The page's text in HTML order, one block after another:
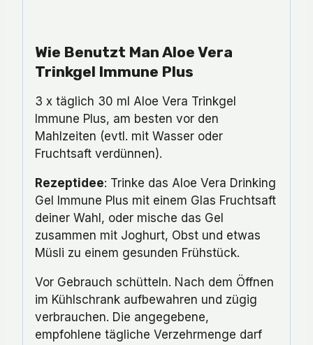
Wie Benutzt Man Aloe Vera
Trinkgel Immune Plus
3 x täglich 30 ml Aloe Vera Trinkgel
Immune Plus, am besten vor den
Mahlzeiten (evtl. mit Wasser oder
Fruchtsaft verdünnen).
Rezeptidee: Trinke das Aloe Vera Drinking
Gel Immune Plus mit einem Glas Fruchtsaft
deiner Wahl, oder mische das Gel
zusammen mit Joghurt, Obst und etwas
Müsli zu einem gesunden Frühstück.
Vor Gebrauch schütteln. Nach dem Öffnen
im Kühlschrank aufbewahren und zügig
verbrauchen. Die angegebene,
empfohlene tägliche Verzehrmenge darf